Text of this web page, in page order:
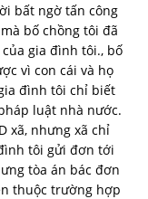
bất ngờ tấn công
bố chồng tôi đã
gia đình tôi., bố
vì con cái và họ
đình tôi chỉ biết
luật nhà nước.
xã, nhưng xã chỉ
tôi gửi đơn tới
tòa án bác đơn
thuộc trường hợp